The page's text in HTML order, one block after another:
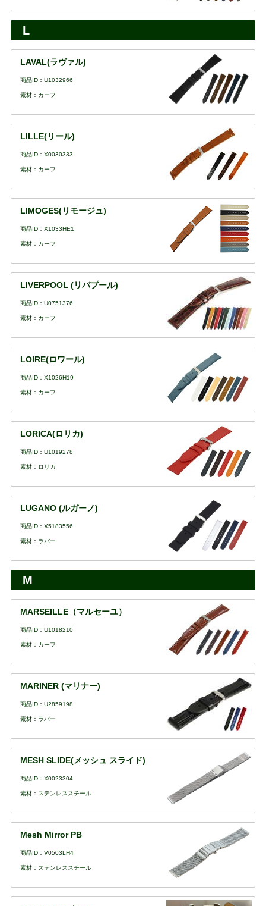
L
LAVAL(ラヴァル)
商品ID：U1032966
素材：カーフ
LILLE(リール)
商品ID：X0030333
素材：カーフ
LIMOGES(リモージュ)
商品ID：X1033HE1
素材：カーフ
LIVERPOOL (リバプール)
商品ID：U0751376
素材：カーフ
LOIRE(ロワール)
商品ID：X1026H19
素材：カーフ
LORICA(ロリカ)
商品ID：U1019278
素材：ロリカ
LUGANO (ルガーノ)
商品ID：X5183556
素材：ラバー
M
MARSEILLE（マルセーユ）
商品ID：U1018210
素材：カーフ
MARINER (マリナー)
商品ID：U2859198
素材：ラバー
MESH SLIDE(メッシュ スライド)
商品ID：X0023304
素材：ステンレススチール
Mesh Mirror PB
商品ID：V0503LH4
素材：ステンレススチール